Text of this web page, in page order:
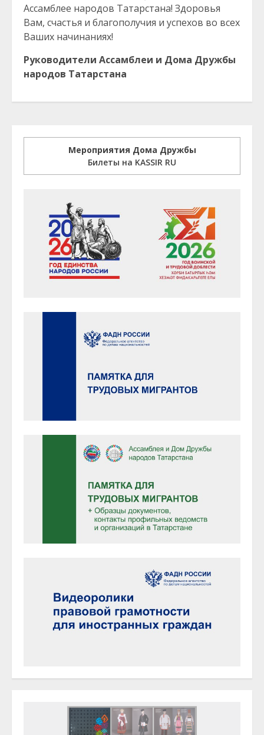
Ассамблее народов Татарстана! Здоровья
Вам, счастья и благополучия и успехов во всех
Ваших начинаниях!
Руководители Ассамблеи и Дома Дружбы
народов Татарстана
Мероприятия Дома Дружбы
Билеты на KASSIR RU